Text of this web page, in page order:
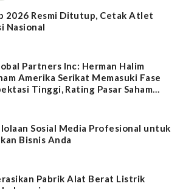
2026 Resmi Ditutup, Cetak Atlet
Nasional
Partners Inc: Herman Halim
Amerika Serikat Memasuki Fase
Tinggi, Rating Pasar Saham
Naik
Sosial Media Profesional untuk
Bisnis Anda
Pabrik Alat Berat Listrik